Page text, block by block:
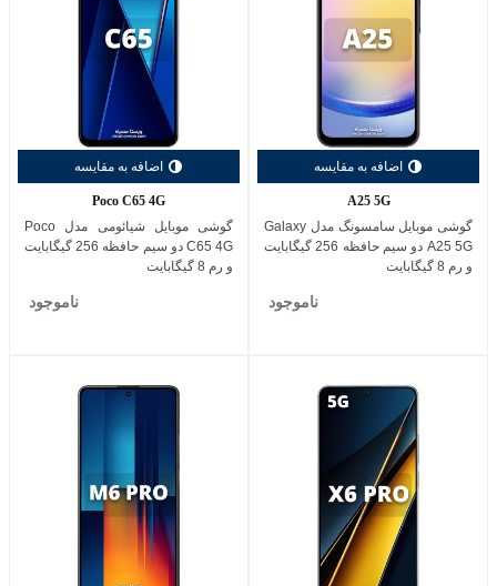
اضافه به مقایسه
A25 5G
گوشی موبایل سامسونگ مدل Galaxy
A25 5G دو سیم حافظه 256 گیگابایت
و رم 8 گیگابایت
ناموجود
اضافه به مقایسه
Poco C65 4G
گوشی موبایل شیائومی مدل Poco
C65 4G دو سیم حافظه 256 گیگابایت
و رم 8 گیگابایت
ناموجود